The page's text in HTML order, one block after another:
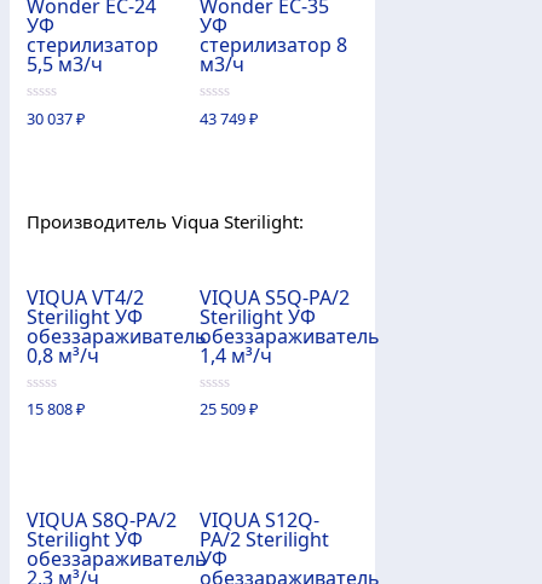
Wonder EC-24
УФ
стерилизатор
5,5 м3/ч
0
из
30 037₽
Wonder EC-35
УФ
стерилизатор 8
м3/ч
0
из
43 749₽
Производитель Viqua Sterilight:
VIQUA VT4/2
Sterilight УФ
обеззараживатель
0,8 м³/ч
0
из
15 808₽
VIQUA S5Q-PA/2
Sterilight УФ
обеззараживатель
1,4 м³/ч
0
из
25 509₽
VIQUA S8Q-PA/2
Sterilight УФ
обеззараживатель
2,3 м³/ч
VIQUA S12Q-
PA/2 Sterilight
УФ
обеззараживатель